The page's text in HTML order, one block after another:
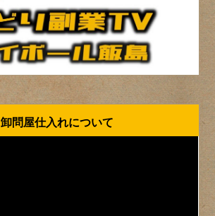
卸問屋仕入れについて